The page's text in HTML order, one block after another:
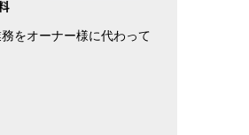
をオーナー様に代わって